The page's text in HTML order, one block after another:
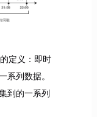
定义：即时
系列数据。
到的一系列